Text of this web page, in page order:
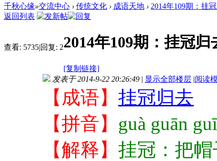
千秋心缘»交流中心 › 传统文化 › 成语天地 › 2014年109期：挂
返回列表
查看: 5735|回复: 22014年109期：挂冠
[复制链接]
发表于 2014-9-22 20:26:49 | 显示全部楼层 |阅读
【成语】 挂冠归去
【拼音】 guà guān
【解释】 挂冠：把